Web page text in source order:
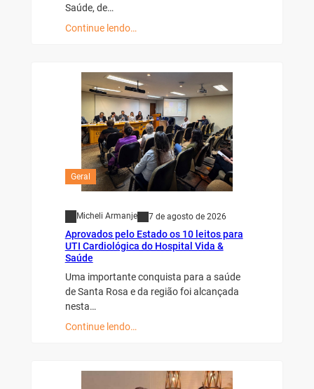
Saúde, de…
Continue lendo…
Geral
Micheli Armanje 7 de agosto de 2026
Aprovados pelo Estado os 10 leitos para
UTI Cardiológica do Hospital Vida &
Saúde
Uma importante conquista para a saúde
de Santa Rosa e da região foi alcançada
nesta…
Continue lendo…